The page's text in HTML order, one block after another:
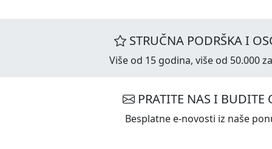
STRUČNA PODRŠKA I
Više od 15 godina, više od 50.000
PRATITE NAS I BUDITE
Besplatne e-novosti iz naše